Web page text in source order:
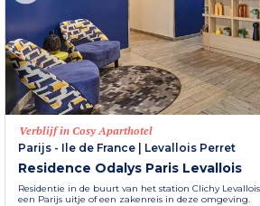
Verblijf in Cosy Aparthotel
Parijs - Ile de France | Levallois Perret
Residence Odalys Paris Levallois
Residentie in de buurt van het station Clichy
een Parijs uitje of een zakenreis in deze omgeving.